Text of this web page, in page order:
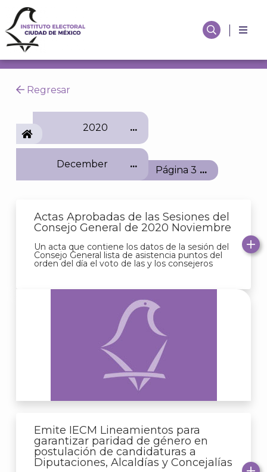
Regresar
2020
December
Página 3
Actas Aprobadas de las Sesiones del
Consejo General de 2020 Noviembre
Un acta que contiene los datos de la sesión del
Consejo General lista de asistencia puntos del
orden del día el voto de las y los consejeros
Emite IECM Lineamientos para
garantizar paridad de género en
postulación de candidaturas a
Diputaciones, Alcaldías y Concejalías